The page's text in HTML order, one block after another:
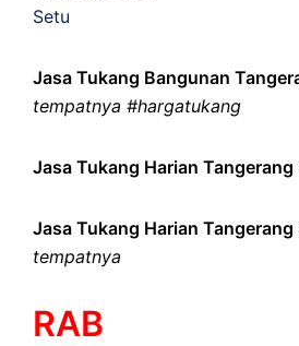
Setu
Jasa Tukang Bangunan
tempatnya #hargatukang
Jasa Tukang Harian Tangerang
Jasa Tukang Harian Tangerang
tempatnya
RAB